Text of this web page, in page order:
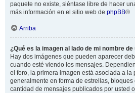
paquete no existe, siéntase libre de hacer
más información en el sitio web de phpBB®
Arriba
¿Qué es la imagen al lado de mi nombre
Hay dos imágenes que pueden aparecer
cuando esté viendo los mensajes.
el foro, la primera imagen está asociada a la
generalmente en forma de estrellas,
cantidad de mensajes publicados por usted